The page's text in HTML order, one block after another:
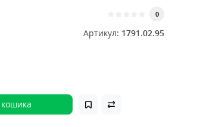
0
Артикул: 1791.02.95